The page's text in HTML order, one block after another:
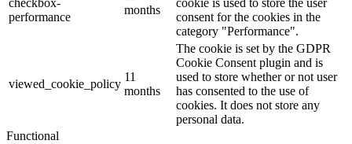
checkbox-
performance
months
cookie is used to store the user
consent for the cookies in the
category "Performance".
viewed_cookie_policy
11
months
The cookie is set by the GDPR
Cookie Consent plugin and is
used to store whether or not user
has consented to the use of
cookies. It does not store any
personal data.
Functional